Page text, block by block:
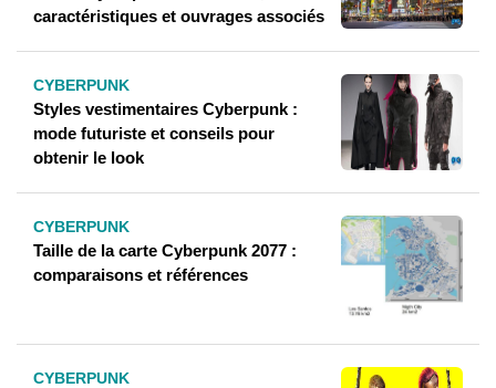
caractéristiques et ouvrages associés
CYBERPUNK
Styles vestimentaires Cyberpunk :
mode futuriste et conseils pour
obtenir le look
CYBERPUNK
Taille de la carte Cyberpunk 2077 :
comparaisons et références
CYBERPUNK